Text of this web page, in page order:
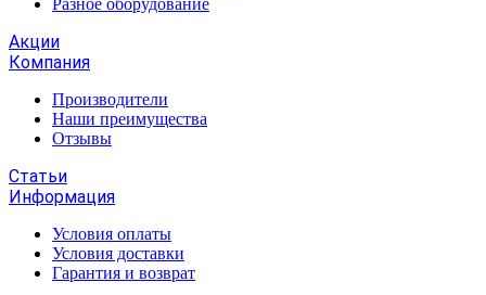
Разное оборудование
Акции
Компания
Производители
Наши преимущества
Отзывы
Статьи
Информация
Условия оплаты
Условия доставки
Гарантия и возврат